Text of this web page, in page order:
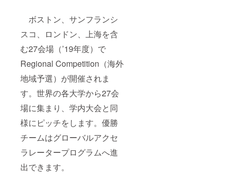
ボストン、サンフランシ
スコ、ロンドン、上海を含
む27会場（’19年度）で
Regional Competition（海外
地域予選）が開催されま
す。世界の各大学から27会
場に集まり、学内大会と同
様にピッチをします。優勝
チームはグローバルアクセ
ラレータープログラムへ進
出できます。